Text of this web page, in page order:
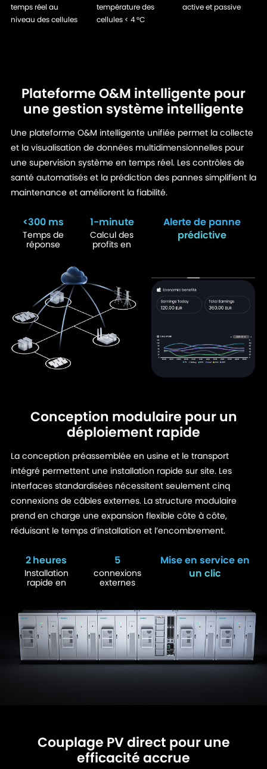
temps réel au
niveau des cellules
température des
cellules < 4 °C
active et passive
Plateforme O&M intelligente pour
une gestion système intelligente
Une plateforme O&M intelligente unifiée permet la collecte
et la visualisation de données multidimensionnelles pour
une supervision système en temps réel. Les contrôles de
santé automatisés et la prédiction des pannes simplifient la
maintenance et améliorent la fiabilité.
<300 ms
Temps de
réponse
1-minute
Calcul des
profits en
Alerte de panne
prédictive
Conception modulaire pour un
déploiement rapide
La conception préassemblée en usine et le transport
intégré permettent une installation rapide sur site. Les
interfaces standardisées nécessitent seulement cinq
connexions de câbles externes. La structure modulaire
prend en charge une expansion flexible côte à côte,
réduisant le temps d’installation et l’encombrement.
2 heures
Installation
rapide en
5
connexions
externes
Mise en service en
un clic
Couplage PV direct pour une
efficacité accrue